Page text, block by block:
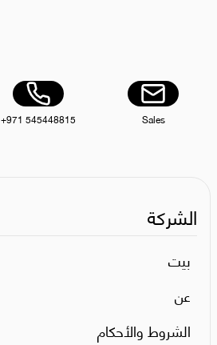
Sales
+971 545448815
الشركة
بيت
عن
الشروط والأحكام